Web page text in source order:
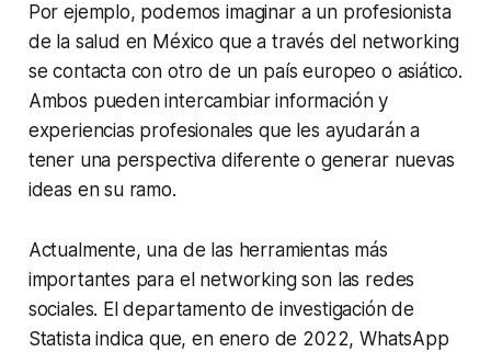
Por ejemplo, podemos imaginar a un profesionista
de la salud en México que a través del networking
se contacta con otro de un país europeo o asiático.
Ambos pueden intercambiar información y
experiencias profesionales que les ayudarán a
tener una perspectiva diferente o generar nuevas
ideas en su ramo.
Actualmente, una de las herramientas más
importantes para el networking son las redes
sociales. El departamento de investigación de
Statista indica que, en enero de 2022, WhatsApp